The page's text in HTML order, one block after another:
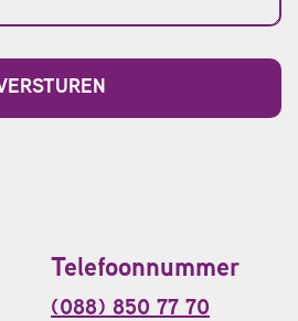
Telefoonnummer
(088) 850 77 70